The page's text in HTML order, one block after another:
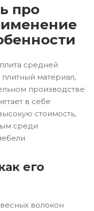
про
средней
материал,
производстве
в себе
стоимость,
среди
его
волокон